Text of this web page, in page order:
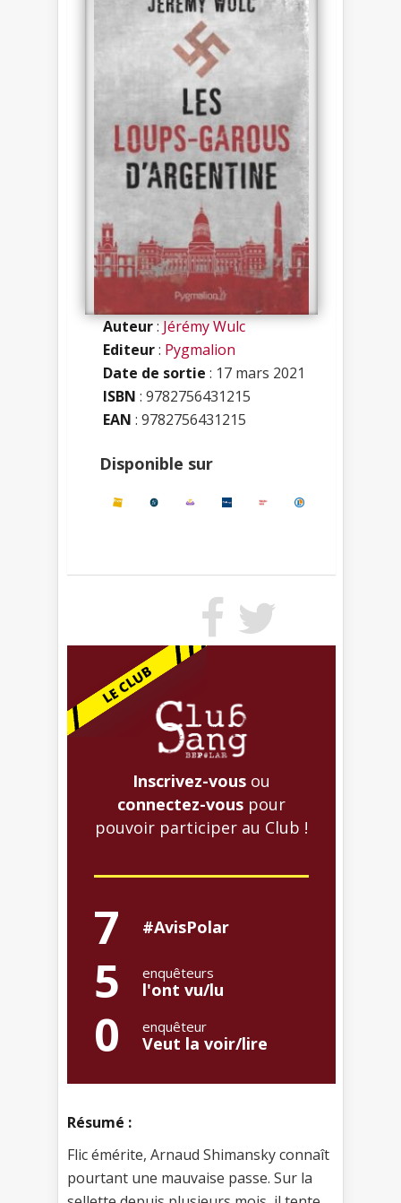
Auteur:Jérémy Wulc
Editeur: Pygmalion
Date de sortie : 17 mars 2021
ISBN : 9782756431215
EAN : 9782756431215
Disponible sur
Inscrivez-vous ou
connectez-vous pour
pouvoir participer au Club !
7 #AvisPolar
5 enquêteurs
l'ont vu/lu
0 enquêteur
Veut la voir/lire
Résumé :
Flic émérite, Arnaud Shimansky connaît
pourtant une mauvaise passe. Sur la